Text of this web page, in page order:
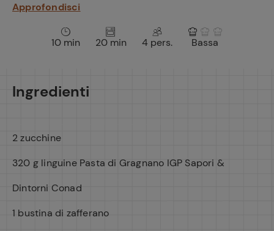
Approfondisci
10 min 20 min 4 pers. Bassa
Ingredienti
2 zucchine
320 g linguine Pasta di Gragnano IGP Sapori &
Dintorni Conad
1 bustina di zafferano